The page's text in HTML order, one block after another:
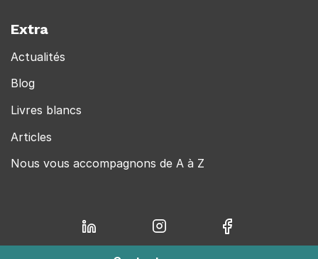
Extra
Actualités
Blog
Livres blancs
Articles
Nous vous accompagnons de A à Z